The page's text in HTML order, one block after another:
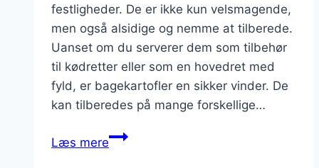
festligheder. De er ikke kun velsmagende,
men også alsidige og nemme at tilberede.
Uanset om du serverer dem som tilbehør
til kødretter eller som en hovedret med
fyld, er bagekartofler en sikker vinder. De
kan tilberedes på mange forskellige…
Læs mereBagekartofler